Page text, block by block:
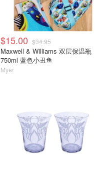
$15.00 $34.95
Maxwell & Williams 双层保温瓶
750ml 蓝色小丑鱼
Myer